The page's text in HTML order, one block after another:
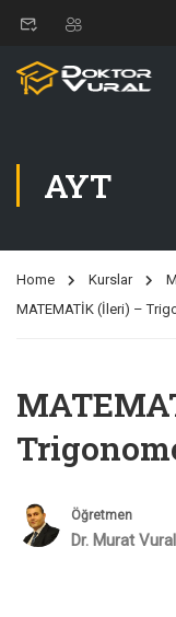
AYT
Home Kurslar
MATEMATİK (İleri) –
Öğretmen
Dr. Murat Vural